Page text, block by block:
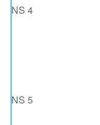
NS 4
NS 5